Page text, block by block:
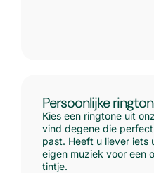
Persoonlijke
Kies een ringtone uit
vind degene die
past. Heeft u liever iets
eigen muziek voor een
tintje.